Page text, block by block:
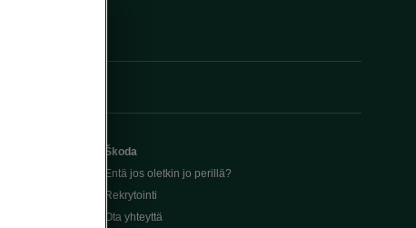
Škoda
Entä jos oletkin jo perillä?
Rekrytointi
Ota yhteyttä